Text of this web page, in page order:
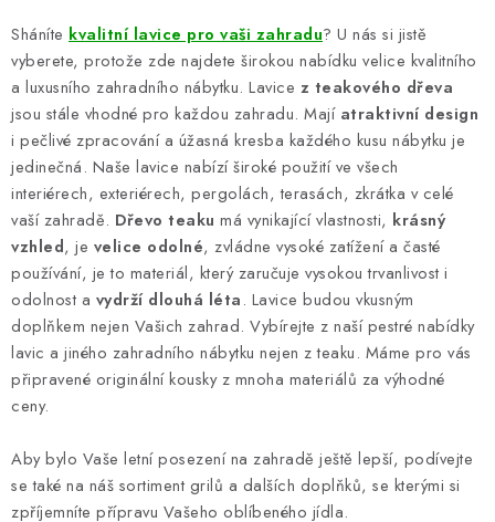
á
d
a
c
í
p
r
v
k
y
v
ý
p
i
u
Sháníte kvalitní lavice pro vaši zahradu? U nás si jistě
vyberete, protože zde najdete širokou nabídku velice kvalitního
a luxusního zahradního nábytku. Lavice z teakového dřeva
jsou stále vhodné pro každou zahradu. Mají atraktivní design
i pečlivé zpracování a úžasná kresba každého kusu nábytku je
jedinečná. Naše lavice nabízí široké použití ve všech
interiérech, exteriérech, pergolách, terasách, zkrátka v celé
vaší zahradě. Dřevo teaku má vynikající vlastnosti, krásný
vzhled, je velice odolné, zvládne vysoké zatížení a časté
používání, je to materiál, který zaručuje vysokou trvanlivost i
odolnost a vydrží dlouhá léta. Lavice budou vkusným
doplňkem nejen Vašich zahrad. Vybírejte z naší pestré nabídky
lavic a jiného zahradního nábytku nejen z teaku. Máme pro vás
připravené originální kousky z mnoha materiálů za výhodné
ceny.
Aby bylo Vaše letní posezení na zahradě ještě lepší, podívejte
se také na náš sortiment grilů a dalších doplňků, se kterými si
zpříjemníte přípravu Vašeho oblíbeného jídla.